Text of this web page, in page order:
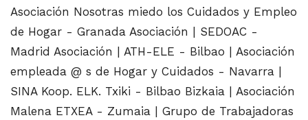
Asociación Nosotras miedo los Cuidados y Empleo
de Hogar - Granada Asociación | SEDOAC -
Madrid Asociación | ATH-ELE - Bilbao | Asociación
empleada @ s de Hogar y Cuidados - Navarra |
SINA Koop. ELK. Txiki - Bilbao Bizkaia | Asociación
Malena ETXEA - Zumaia | Grupo de Trabajadoras